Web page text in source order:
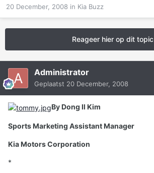
20 December, 2008 in Kia Buzz
Reageer hier op dit topic
Administrator
Geplaatst 20 December, 2008
By Dong Il Kim
Sports Marketing Assistant Manager
Kia Motors Corporation
*